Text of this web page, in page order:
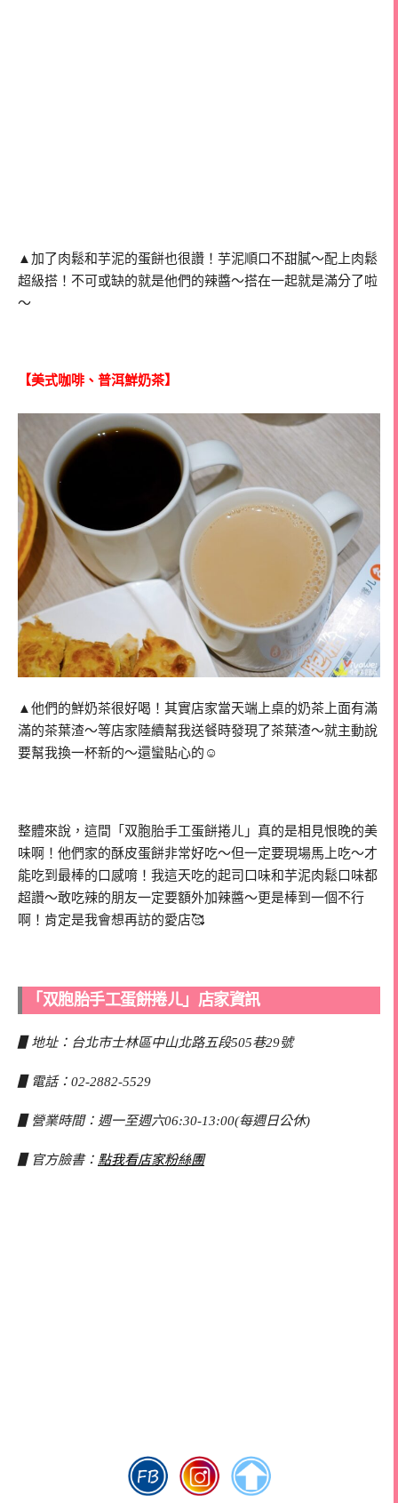
▲加了肉鬆和芋泥的蛋餅也很讚！芋泥順口不甜膩～配上肉鬆
超級搭！不可或缺的就是他們的辣醬～搭在一起就是滿分了啦
～
【美式咖啡、普洱鮮奶茶】
▲他們的鮮奶茶很好喝！其實店家當天端上桌的奶茶上面有滿
滿的茶葉渣～等店家陸續幫我送餐時發現了茶葉渣～就主動說
要幫我換一杯新的～還蠻貼心的☺
整體來說，這間「双胞胎手工蛋餅捲ㄦ」真的是相見恨晚的美
味啊！他們家的酥皮蛋餅非常好吃～但一定要現場馬上吃～才
能吃到最棒的口感唷！我這天吃的起司口味和芋泥肉鬆口味都
超讚～敢吃辣的朋友一定要額外加辣醬～更是棒到一個不行
啊！肯定是我會想再訪的愛店🥰
「双胞胎手工蛋餅捲ㄦ」店家資訊
▋地址：台北市士林區中山北路五段505巷29號
▋電話：02-2882-5529
▋營業時間：週一至週六06:30-13:00(每週日公休)
▋官方臉書： 點我看店家粉絲團